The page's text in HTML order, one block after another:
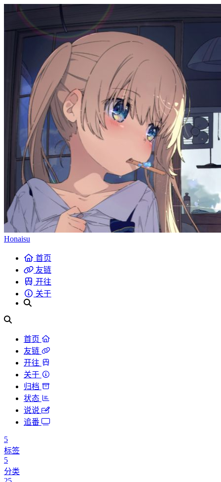
Honaisu
首页
友链
开往
关于
首页
友链
开往
关于
归档
状态
说说
追番
5
标签
5
分类